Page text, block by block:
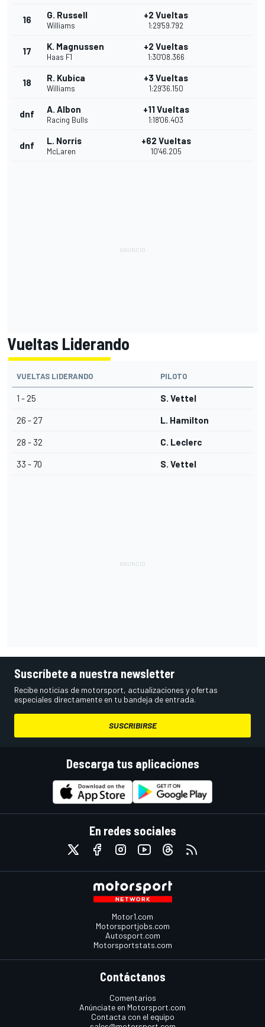
16 G. Russell
Williams
+2 Vueltas
1:29'59.792
17 K. Magnussen
Haas F1
+2 Vueltas
1:30'08.366
18 R. Kubica
Williams
+3 Vueltas
1:29'36.150
dnf A. Albon
Racing Bulls
+11 Vueltas
1:18'06.403
dnf L. Norris
McLaren
+62 Vueltas
10'46.205
Vueltas Liderando
VUELTAS LIDERANDO PILOTO
1 - 25 S. Vettel
26 - 27 L. Hamilton
28 - 32 C. Leclerc
33 - 70 S. Vettel
Suscríbete a nuestra newsletter
Recibe noticias de motorsport, actualizaciones y ofertas
especiales directamente en tu bandeja de entrada.
SUSCRIBIRSE
Descarga tus aplicaciones
En redes sociales
Motor1.com
Motorsportjobs.com
Autosport.com
Motorsportstats.com
Contáctanos
Comentarios
Anúnciate en Motorsport.com
Contacta con el equipo